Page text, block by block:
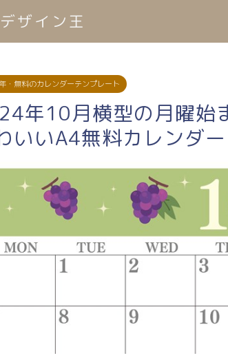
ザイン王
・無料のカレンダーテンプレート
年10月横型の月曜始
いいA4無料カレンダー